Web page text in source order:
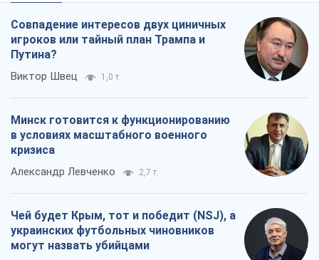
Совпадение интересов двух циничных
игроков или тайный план Трампа и
Путина?
Виктор Швец 1,0 т.
Минск готовится к функционированию
в условиях масштабного военного
кризиса
Александр Левченко 2,7 т.
Чей будет Крым, тот и победит (NSJ), а
украинских футбольных чиновников
могут назвать убийцами